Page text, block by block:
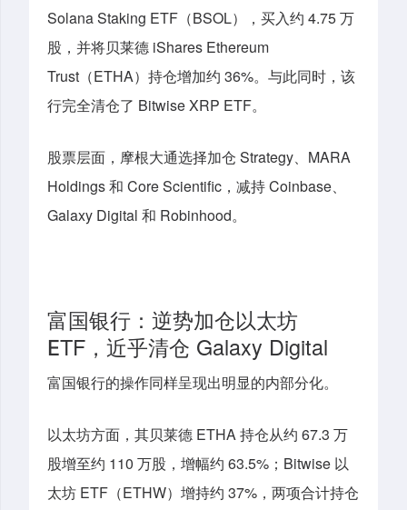
Solana Staking ETF（BSOL），买入约 4.75 万
股，并将贝莱德 iShares Ethereum
Trust（ETHA）持仓增加约 36%。与此同时，该
行完全清仓了 Bitwise XRP ETF。
股票层面， 摩根大通选择加仓 Strategy、MARA
Holdings 和 Core Scientific，减持 Coinbase、
Galaxy Digital 和 Robinhood。
富国银行： 逆势加仓以太坊
ETF ， 近乎清仓 Galaxy Digital
富国银行的操作同样呈现出明显的内部分化。
以太坊方面，其贝莱德 ETHA 持仓从约 67.3 万
股增至约 110 万股，增幅约 63.5%；Bitwise 以
太坊 ETF（ETHW）增持约 37%，两项合计持仓